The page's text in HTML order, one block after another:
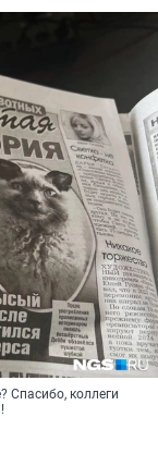
Спасибо, коллеги